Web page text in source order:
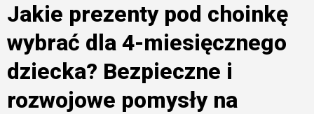
Jakie prezenty pod choinkę
wybrać dla 4-miesięcznego
dziecka? Bezpieczne i
rozwojowe pomysły na